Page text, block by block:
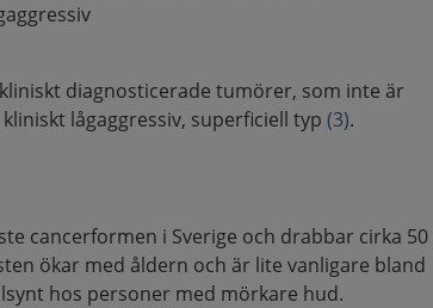
diagnosticerade tumörer, som inte är
lågaggressiv, superficiell typ(3).
cancerformen i Sverige och drabbar cirka 50
ökar med åldern och är lite vanligare bland
hos personer med mörkare hud.